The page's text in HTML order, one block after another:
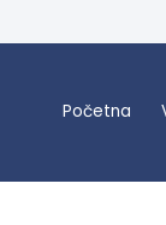
Početna